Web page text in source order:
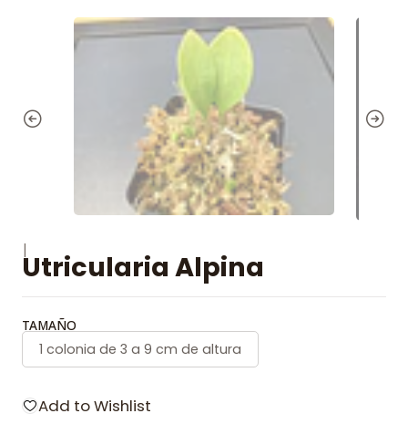
|
Utricularia Alpina
TAMAÑO
1 colonia de 3 a 9 cm de altura
Add to Wishlist